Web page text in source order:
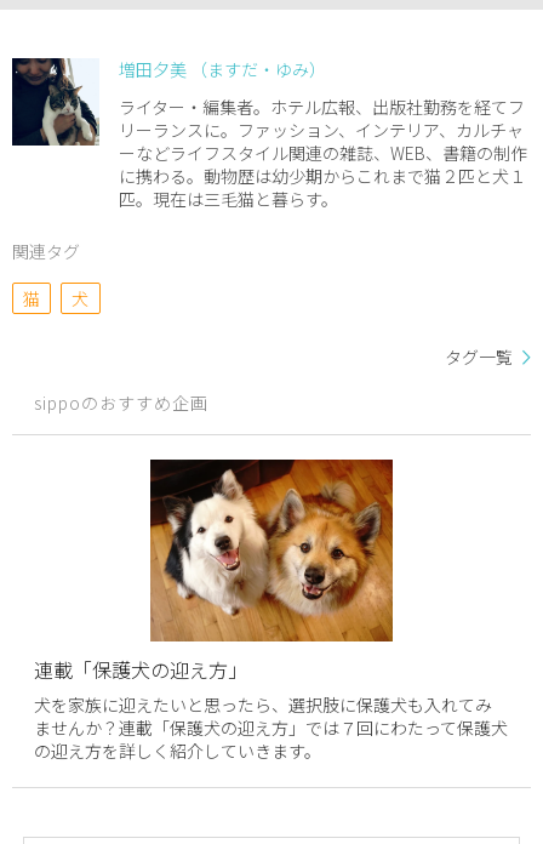
増田夕美 （ますだ・ゆみ）
ライター・編集者。ホテル広報、出版社勤務を経てフ
リーランスに。ファッション、インテリア、カルチャ
ーなどライフスタイル関連の雑誌、WEB、書籍の制作
に携わる。動物歴は幼少期からこれまで猫２匹と犬１
匹。現在は三毛猫と暮らす。
関連タグ
猫
犬
タグ一覧
sippoのおすすめ企画
連載「保護犬の迎え方」
犬を家族に迎えたいと思ったら、選択肢に保護犬も入れてみ
ませんか？連載「保護犬の迎え方」では７回にわたって保護犬
の迎え方を詳しく紹介していきます。